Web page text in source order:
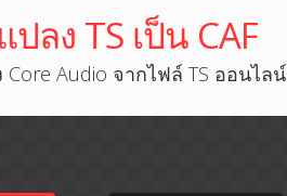
ปลง TS เป็น CAF
Core Audio จากไฟล์ TS ออนไลน์